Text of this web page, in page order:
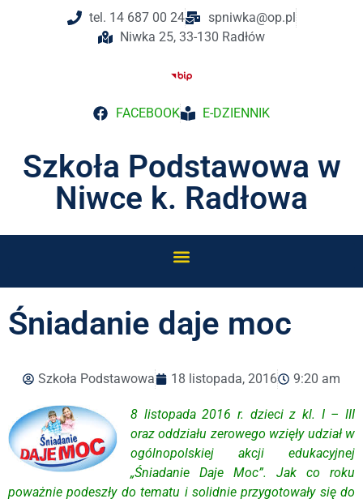
tel. 14 687 00 24
spniwka@op.pl
Niwka 25, 33-130 Radłów
FACEBOOK E-DZIENNIK
Szkoła Podstawowa w
Niwce k. Radłowa
Śniadanie daje moc
Szkoła Podstawowa 18 listopada, 2016 9:20 am
8 listopada 2016 r. dzieci z kl. I – III
oraz oddziału zerowego wzięły udział w
ogólnopolskiej akcji edukacyjnej
„Śniadanie Daje Moc”. Jak co roku
poważnie podeszły do tematu i solidnie przygotowały się do